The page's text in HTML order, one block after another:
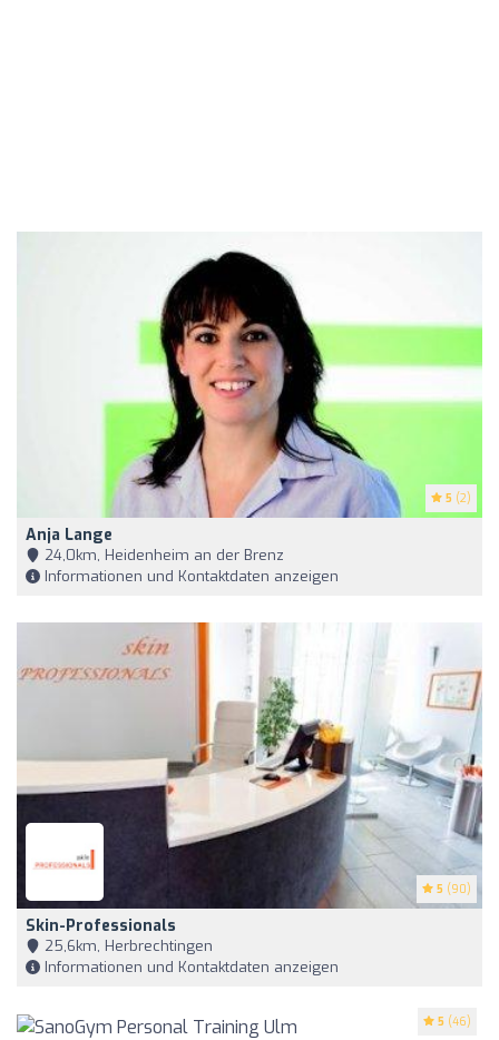
5 (2)
Anja Lange
24,0km, Heidenheim an der Brenz
Informationen und Kontaktdaten anzeigen
5 (90)
Skin-Professionals
25,6km, Herbrechtingen
Informationen und Kontaktdaten anzeigen
5 (46)